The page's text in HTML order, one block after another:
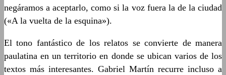
negáramos a aceptarlo, como si la voz fuera la de la ciudad
(«A la vuelta de la esquina»).
El tono fantástico de los relatos se convierte de manera
paulatina en un territorio en donde se ubican varios de los
textos más interesantes. Gabriel Martín recurre incluso a